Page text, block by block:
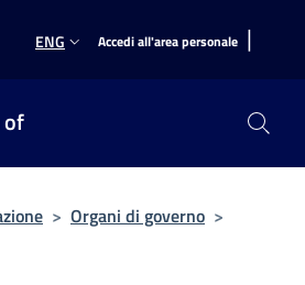
ENG Accedi all'area personale |
of
> Organi di governo >